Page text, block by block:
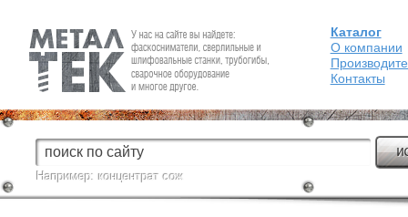
Fein — Профессиональный электроинструмент для обработки
металла.
Каталог
О компании
Контакты
Например:концентрат сож